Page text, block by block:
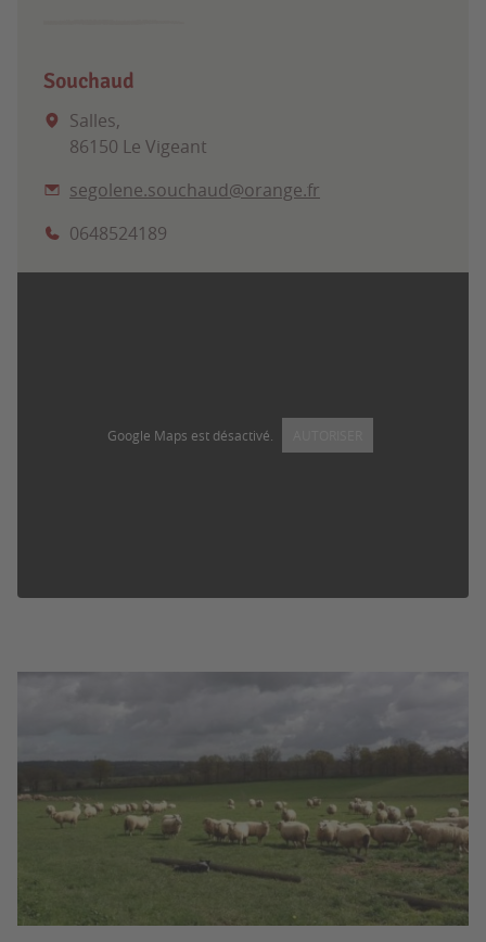
Souchaud
Salles,
86150 Le Vigeant
segolene.souchaud@orange.fr
0648524189
Google Maps est désactivé.